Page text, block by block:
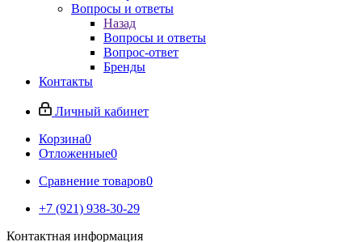
Вопросы и ответы
Назад
Вопросы и ответы
Вопрос-ответ
Бренды
Контакты
Личный кабинет
Корзина0
Отложенные0
Сравнение товаров0
+7 (921) 938-30-29
Контактная информация